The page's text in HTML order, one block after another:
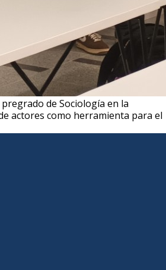
de Sociología en la
actores como herramienta para el